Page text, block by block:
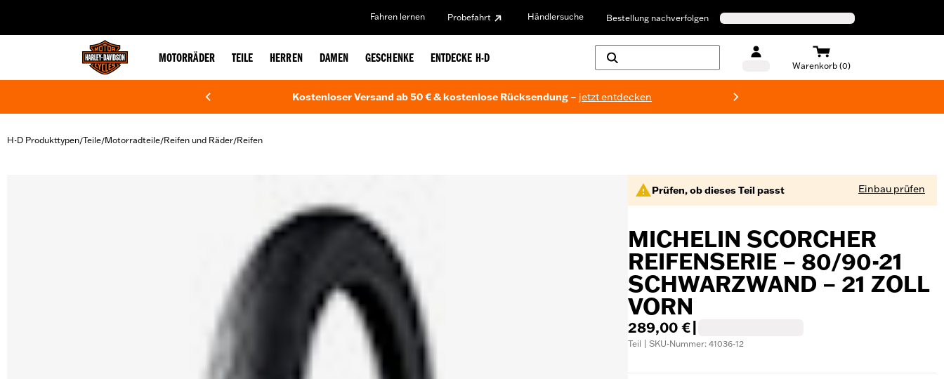
Fahren lernen Probefahrt Händlersuche Bestellung nachverfolgen
MOTORRÄDER TEILE HERREN DAMEN GESCHENKE ENTDECKE H-D
Warenkorb (0)
Kostenloser Versand ab 50 € & kostenlose Rücksendung – jetzt entdecken
H-D Produkttypen/Teile/Motorradteile/Reifen und Räder/Reifen
Prüfen, ob dieses Teil passt Einbau prüfen
MICHELIN SCORCHER
REIFENSERIE – 80/90-21
SCHWARZWAND – 21 ZOLL
VORN
289,00 €
Teil | SKU-Nummer: 41036-12